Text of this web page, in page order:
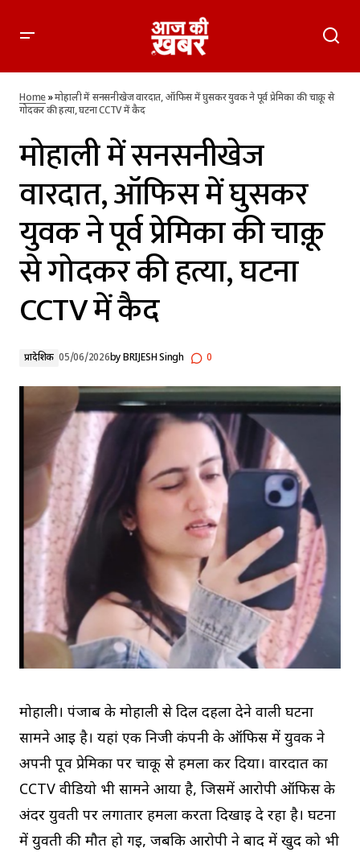
चाक़ू से गोदकर की हत्या, घटना CCTV में कैद
Home»मोहाली में सनसनीखेज वारदात, ऑफिस में घुसकर युवक ने पूर्व प्रेमिका की चाक़ू से
गोदकर की हत्या, घटना CCTV में कैद
मोहाली में सनसनीखेज
वारदात, ऑफिस में घुसकर
युवक ने पूर्व प्रेमिका की चाक़ू
से गोदकर की हत्या, घटना
CCTV में कैद
प्रादेशिक 05/06/2026byBRIJESH Singh 0
मोहाली। पंजाब के मोहाली से दिल दहला देने वाली घटना
सामने आई है। यहां एक निजी कंपनी के ऑफिस में युवक ने
अपनी पूर्व प्रेमिका पर चाकू से हमला कर दिया। वारदात का
CCTV वीडियो भी सामने आया है, जिसमें आरोपी ऑफिस के
अंदर युवती पर लगातार हमला करता दिखाई दे रहा है। घटना
में युवती की मौत हो गई, जबकि आरोपी ने बाद में खुद को भी